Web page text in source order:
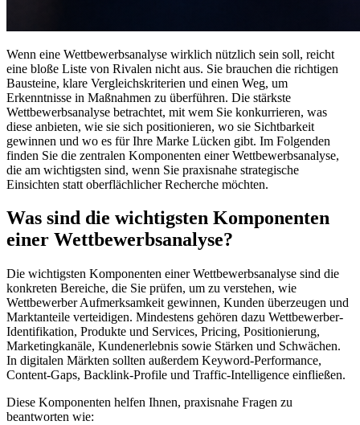
Wenn eine Wettbewerbsanalyse wirklich nützlich sein soll, reicht
eine bloße Liste von Rivalen nicht aus. Sie brauchen die richtigen
Bausteine, klare Vergleichskriterien und einen Weg, um
Erkenntnisse in Maßnahmen zu überführen. Die stärkste
Wettbewerbsanalyse betrachtet, mit wem Sie konkurrieren, was
diese anbieten, wie sie sich positionieren, wo sie Sichtbarkeit
gewinnen und wo es für Ihre Marke Lücken gibt. Im Folgenden
finden Sie die zentralen Komponenten einer Wettbewerbsanalyse,
die am wichtigsten sind, wenn Sie praxisnahe strategische
Einsichten statt oberflächlicher Recherche möchten.
Was sind die wichtigsten Komponenten
einer Wettbewerbsanalyse?
Die wichtigsten Komponenten einer Wettbewerbsanalyse sind die
konkreten Bereiche, die Sie prüfen, um zu verstehen, wie
Wettbewerber Aufmerksamkeit gewinnen, Kunden überzeugen und
Marktanteile verteidigen. Mindestens gehören dazu Wettbewerber-
Identifikation, Produkte und Services, Pricing, Positionierung,
Marketingkanäle, Kundenerlebnis sowie Stärken und Schwächen.
In digitalen Märkten sollten außerdem Keyword-Performance,
Content-Gaps, Backlink-Profile und Traffic-Intelligence einfließen.
Diese Komponenten helfen Ihnen, praxisnahe Fragen zu
beantworten wie: